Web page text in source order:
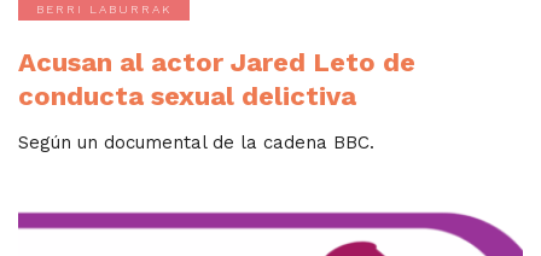
BERRI LABURRAK
Acusan al actor Jared Leto de
conducta sexual delictiva
Según un documental de la cadena BBC.